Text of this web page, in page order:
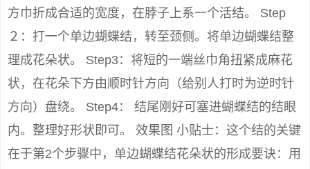
方巾折成合适的宽度，在脖子上系一个活结。 Step
２：打一个单边蝴蝶结，转至颈侧。将单边蝴蝶结整
理成花朵状。 Step3：将短的一端丝巾角扭紧成麻花
状，在花朵下方由顺时针方向（给别人打时为逆时针
方向）盘绕。 Step4： 结尾刚好可塞进蝴蝶结的结眼
内。整理好形状即可。 效果图 小贴士：这个结的关键
在于第2个步骤中，单边蝴蝶结花朵状的形成要诀：用